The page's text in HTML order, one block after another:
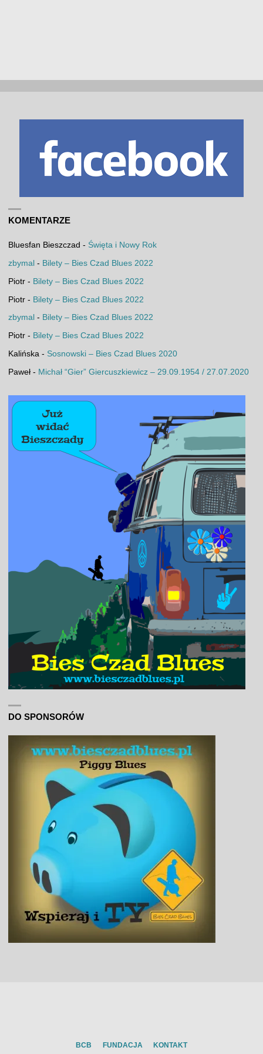
KOMENTARZE
Bluesfan Bieszczad - Święta i Nowy Rok
zbymal - Bilety – Bies Czad Blues 2022
Piotr- Bilety – Bies Czad Blues 2022
Piotr- Bilety – Bies Czad Blues 2022
zbymal - Bilety – Bies Czad Blues 2022
Piotr- Bilety – Bies Czad Blues 2022
Kalińska - Sosnowski – Bies Czad Blues 2020
Paweł- Michał “Gier” Giercuszkiewicz – 29.09.1954 / 27.07.2020
DO SPONSORÓW
BCB FUNDACJA KONTAKT